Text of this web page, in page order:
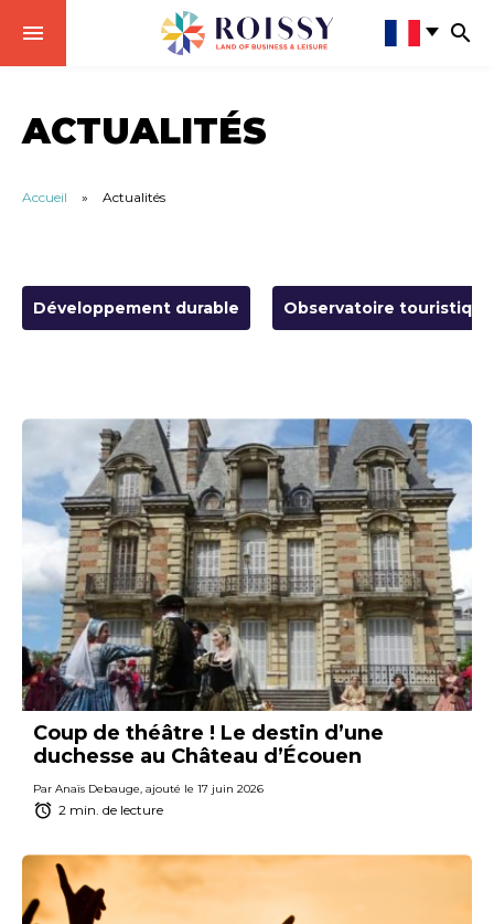
ACTUALITÉS
Accueil » Actualités
Développement durable Observatoire touristique
Coup de théâtre ! Le destin d’une
duchesse au Château d’Écouen
Par Anaïs Debauge, ajouté le 17 juin 2026
2 min. de lecture